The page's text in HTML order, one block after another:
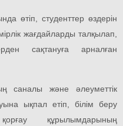
өтіп, студенттер өздерін
жағдайларды талқылап,
сақтануға арналған
саналы және әлеуметтік
ықпал етіп, білім беру
құрылымдарының